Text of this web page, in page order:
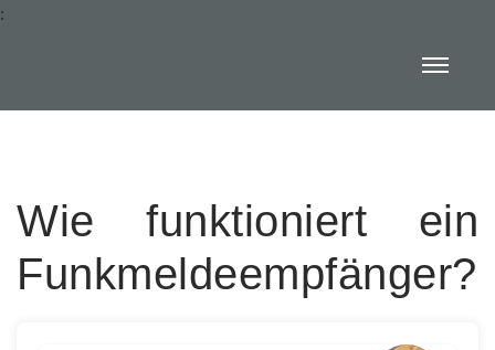
:
Wie funktioniert ein
Funkmeldeempfänger?